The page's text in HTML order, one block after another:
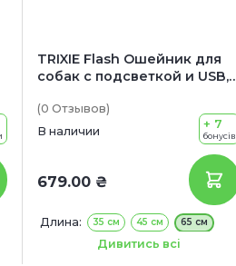
TRIXIE Flash Ошейник для
собак с подсветкой и USB,
(0 Отзывов)
В наличии
679.00 ₴
+ 7
бонусів
Длина: 35 см 45 см 65 см
7 мм
Дивитись всі